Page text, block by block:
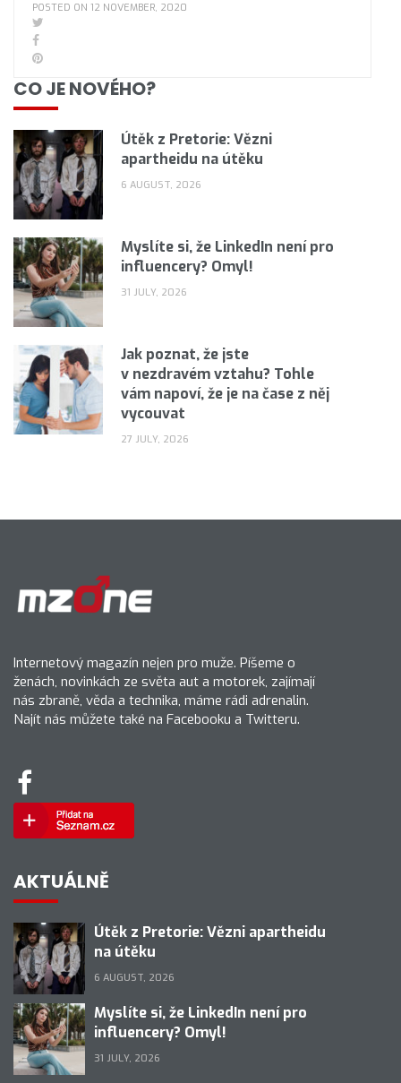
POSTED ON 12 NOVEMBER, 2020
CO JE NOVÉHO?
Útěk z Pretorie: Vězni
apartheidu na útěku
6 AUGUST, 2026
Myslíte si, že LinkedIn není pro
influencery? Omyl!
31 JULY, 2026
Jak poznat, že jste
v nezdravém vztahu? Tohle
vám napoví, že je na čase z něj
vycouvat
27 JULY, 2026
Internetový magazín nejen pro muže. Píšeme o
ženách, novinkách ze světa aut a motorek, zajímají
nás zbraně, věda a technika, máme rádi adrenalin.
Najít nás můžete také na Facebooku a Twitteru.
AKTUÁLNĚ
Útěk z Pretorie: Vězni apartheidu
na útěku
6 AUGUST, 2026
Myslíte si, že LinkedIn není pro
influencery? Omyl!
31 JULY, 2026